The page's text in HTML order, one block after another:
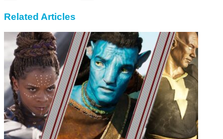
Related Articles